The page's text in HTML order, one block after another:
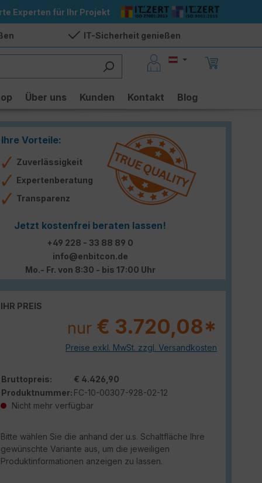
Experten für Ihr Projekt
IT-Sicherheit genießen
Über uns Kunden Kontakt Blog
Ihre Vorteile:
Zuverlässigkeit
Expertenberatung
Transparenz
Jetzt kostenfrei beraten lassen!
+49 228 - 33 88 89 0
info@enbitcon.de
Mo.- Fr. von 8:30 - bis 17:00 Uhr
IHR PREIS
nur € 3.720,08*
Preise exkl. MwSt. zzgl. Versandkosten
Bruttopreis:
€ 4.426,90
Produktnummer: FC-10-00307-928-02-12
Nicht mehr verfügbar
Bitte wählen Sie die anhand der u.s. Schaltfläche Ihre
gewünschte Variante aus, um die jeweiligen
Produktinformationen anzeigen zu lassen.